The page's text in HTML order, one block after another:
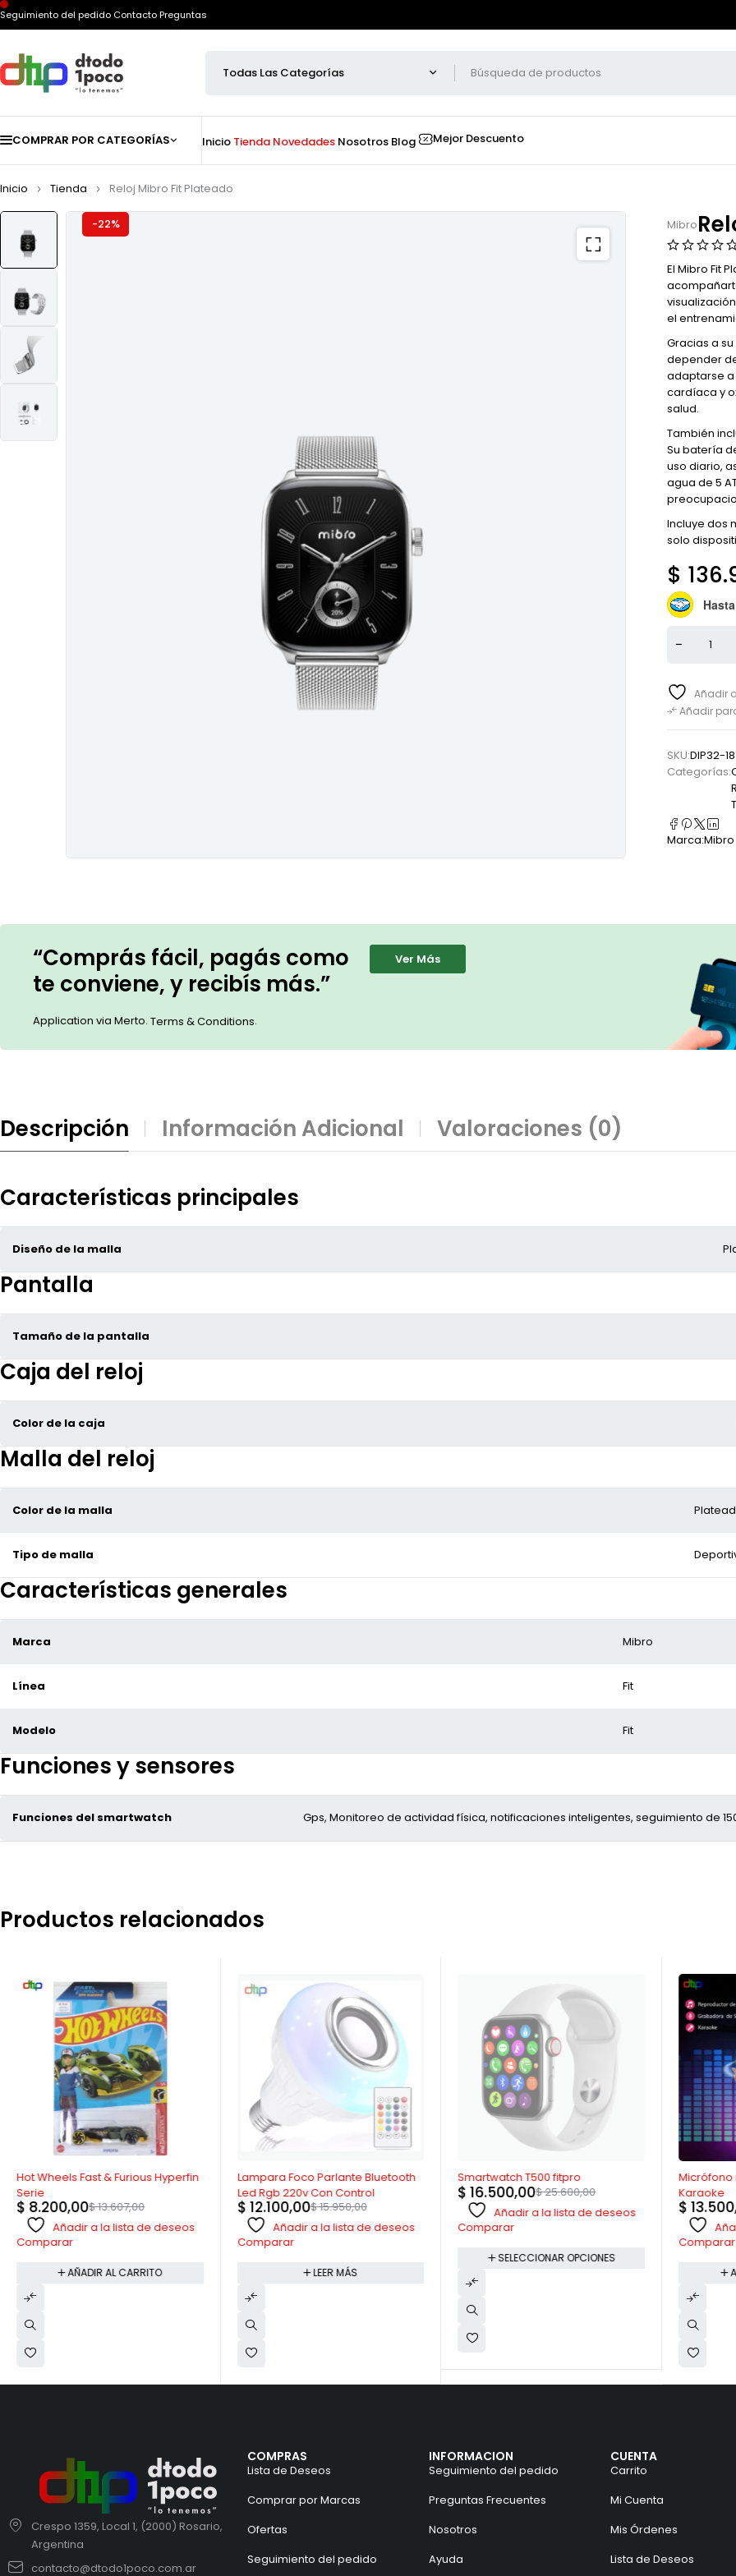
Seguimiento del pedido ContactoPreguntas
COMPRAR POR CATEGORÍAS Inicio Tienda Novedades Nosotros Blog Mejor Descuento
Inicio Tienda Reloj Mibro Fit Plateado
-22% Mibro
El Mibro Fit
el
Gracias a
depender
adaptarse
cardíaca y
salud.
También
Su batería
uso diario,
agua de 5
Incluye dos
solo
$
Añadir
Añadir
SKU:DIP32-
Categorías:
Marca:Mibro
“Comprás fácil, pagás como
te conviene, y recibís más.”
Application via Merto. Terms & Conditions.
Ver Más
Descripción Información Adicional Valoraciones (0)
Características principales
Diseño de la malla
Pantalla
Tamaño de la pantalla
Caja del reloj
Color de la caja
Malla del reloj
Color de la malla
Tipo de malla
Características generales
Marca Mibro
Línea Fit
Modelo Fit
Funciones y sensores
Funciones del smartwatch Gps, Monitoreo de actividad física, notificaciones inteligentes, seguimiento de
Productos relacionados
-40%
Hot Wheels Fast & Furious Hyperfin
Serie
$13.607,00
$ 8.200,00
Añadir a la lista de deseos
Comparar
AÑADIR AL CARRITO
AGOTADO
Lampara Foco Parlante Bluetooth
Led Rgb 220v Con Control
$15.950,00
$ 12.100,00
Añadir a la lista de deseos
Comparar
LEER MÁS
AGOTADO
Smartwatch T500 fitpro
$25.600,00
$ 16.500,00
Añadir a la lista de deseos
Comparar
SELECCIONAR OPCIONES
-38%
Karaoke
$
Comparar
Crespo 1359, Local 1, (2000) Rosario,
Argentina
contacto@dtodo1poco.com.ar
COMPRAS
Lista de Deseos
Comprar por Marcas
Ofertas
Seguimiento del pedido
INFORMACION
Seguimiento del pedido
Preguntas Frecuentes
Nosotros
Ayuda
CUENTA
Carrito
Mi Cuenta
Mis Órdenes
Lista de Deseos